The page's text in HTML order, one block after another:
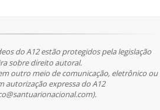
do A12 estão protegidos pela legislação
sobre direito autoral.
outro meio de comunicação, eletrônico ou
autorização expressa do A12